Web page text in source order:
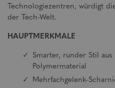
Technologiezentren, würdigt
der Tech-Welt.
HAUPTMERKMALE
Smarter, runder Stil
Polymermaterial
Mehrfachgelenk-